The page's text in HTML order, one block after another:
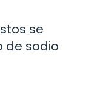
se
de sodio